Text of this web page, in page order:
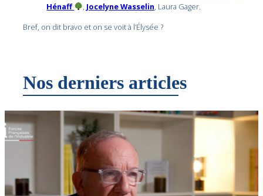
Hénaff
, Jocelyne Wasselin, Laura Gager.
Bref, on dit bravo et on se voit à l’Élysée ?
Nos derniers articles